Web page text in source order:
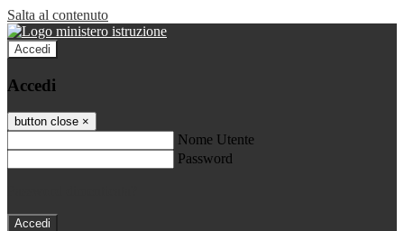
Salta al contenuto
Accedi
Accedi
button close ×
Nome Utente
Password